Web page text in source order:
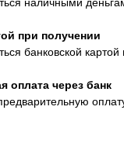
при получении
банковской
оплата через банк